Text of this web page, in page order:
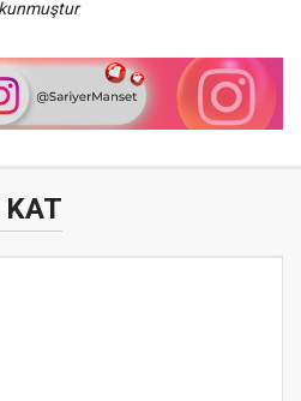
KAT